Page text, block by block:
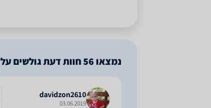
נמצאו 56חוות דעת גולשים על Home360
davidzon2610
03.06.2019